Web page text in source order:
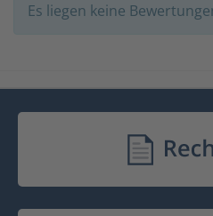
Es liegen keine